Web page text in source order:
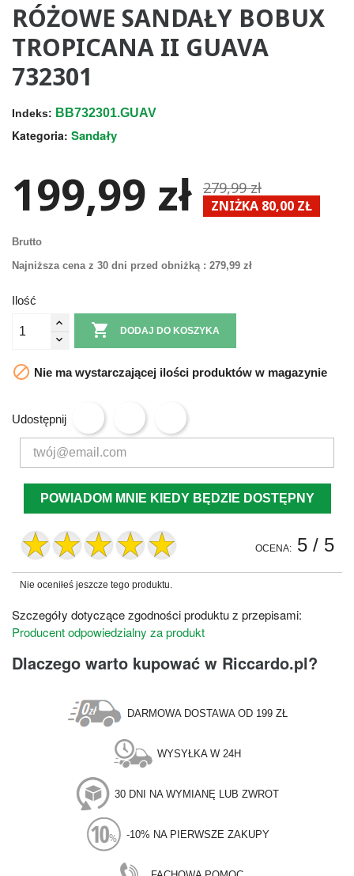
RÓŻOWE SANDAŁY BOBUX
TROPICANA II GUAVA
732301
Indeks: BB732301.GUAV
Kategoria: Sandały
199,99 zł 279,99 zł
ZNIŻKA 80,00 ZŁ
Brutto
Najniższa cena z 30 dni przed obniżką : 279,99 zł
Ilość
 DODAJ DO KOSZYKA
 Nie ma wystarczającej ilości produktów w magazynie
Udostępnij
POWIADOM MNIE KIEDY BĘDZIE DOSTĘPNY
OCENA: 5 / 5
Nie oceniłeś jeszcze tego produktu.
Szczegóły dotyczące zgodności produktu z przepisami:
Producent odpowiedzialny za produkt
Dlaczego warto kupować w Riccardo.pl?
DARMOWA DOSTAWA OD 199 ZŁ
WYSYŁKA W 24H
30 DNI NA WYMIANĘ LUB ZWROT
-10% NA PIERWSZE ZAKUPY